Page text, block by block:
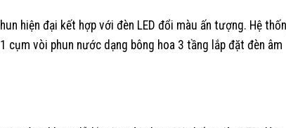
hiện đại kết hợp với đèn LED đổi màu ấn tượng. Hệ
cụm vòi phun nước dạng bông hoa 3 tầng lắp đặt đèn âm